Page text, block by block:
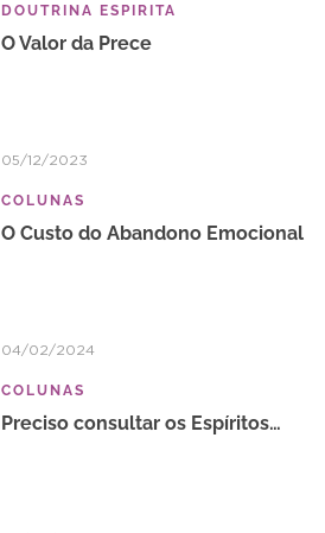
DOUTRINA ESPIRITA
O Valor da Prece
05/12/2023
COLUNAS
O Custo do Abandono Emocional
04/02/2024
COLUNAS
Preciso consultar os Espíritos…